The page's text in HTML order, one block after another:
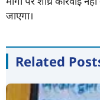
जाएगा।
Related